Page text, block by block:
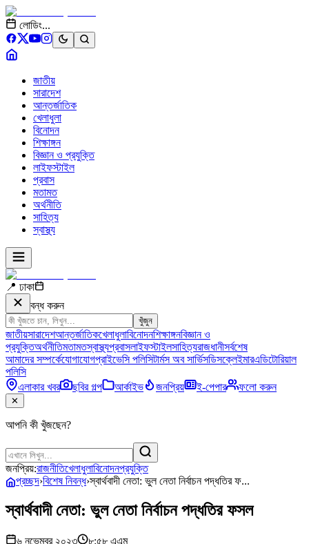
লোডিং...
জাতীয়
সারাদেশ
আন্তর্জাতিক
খেলাধুলা
বিনোদন
শিক্ষাঙ্গন
বিজ্ঞান ও প্রযুক্তি
লাইফস্টাইল
প্রবাস
মতামত
অর্থনীতি
সাহিত্য
স্বাস্থ্য
📍 ঢাকা
বন্ধ করুন
খুঁজুন
জাতীয়সারাদেশআন্তর্জাতিকখেলাধুলাবিনোদনশিক্ষাঙ্গনবিজ্ঞান ও
প্রযুক্তিঅর্থনীতিমতামতস্বাস্থ্যপ্রবাসলাইফস্টাইলসাহিত্যরাজধানীসর্বশেষ
আমাদের সম্পর্কেযোগাযোগপ্রাইভেসি পলিসিটার্মস অব সার্ভিসডিসক্লেইমারএডিটোরিয়াল
পলিসি
এলাকার খবর
ছবির গল্প আর্কাইভ জনপ্রিয় ই-পেপার ফলো করুন
✕
আপনি কী খুঁজছেন?
জনপ্রিয়:রাজনীতিখেলাধুলাবিনোদনপ্রযুক্তি
প্রচ্ছদ›বিশেষ নিবন্ধ›স্বার্থবাদী নেতা: ভুল নেতা নির্বাচন পদ্ধতির ফ...
স্বার্থবাদী নেতা: ভুল নেতা নির্বাচন পদ্ধতির ফসল
৬ নভেম্বর ২০২৩ ৮:৫৮ এএম